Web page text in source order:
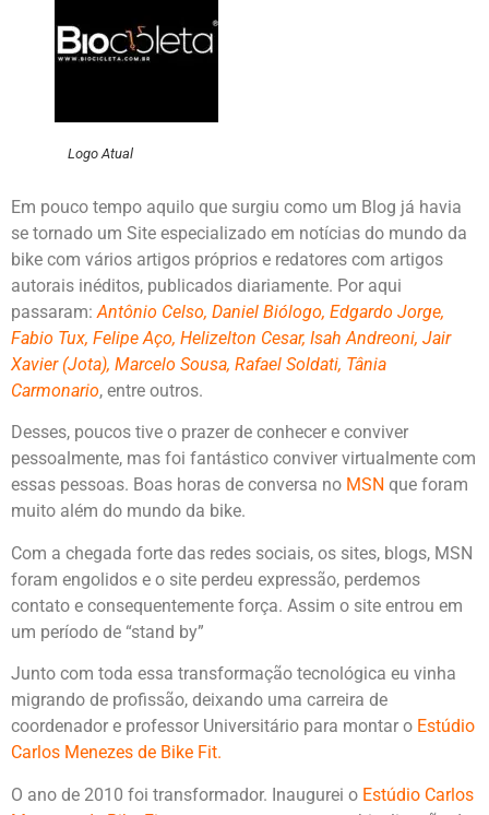
Logo Atual
Em pouco tempo aquilo que surgiu como um Blog já havia
se tornado um Site especializado em notícias do mundo da
bike com vários artigos próprios e redatores com artigos
autorais inéditos, publicados diariamente. Por aqui
passaram:Antônio Celso, Daniel Biólogo, Edgardo Jorge,
Fabio Tux, Felipe Aço, Helizelton Cesar, Isah Andreoni, Jair
Xavier (Jota), Marcelo Sousa, Rafael Soldati, Tânia
Carmonario, entre outros.
Desses, poucos tive o prazer de conhecer e conviver
pessoalmente, mas foi fantástico conviver virtualmente com
essas pessoas. Boas horas de conversa no MSN que foram
muito além do mundo da bike.
Com a chegada forte das redes sociais, os sites, blogs, MSN
foram engolidos e o site perdeu expressão, perdemos
contato e consequentemente força. Assim o site entrou em
um período de “stand by”
Junto com toda essa transformação tecnológica eu vinha
migrando de profissão, deixando uma carreira de
coordenador e professor Universitário para montar o Estúdio
Carlos Menezes de Bike Fit.
O ano de 2010 foi transformador. Inaugurei o Estúdio Carlos